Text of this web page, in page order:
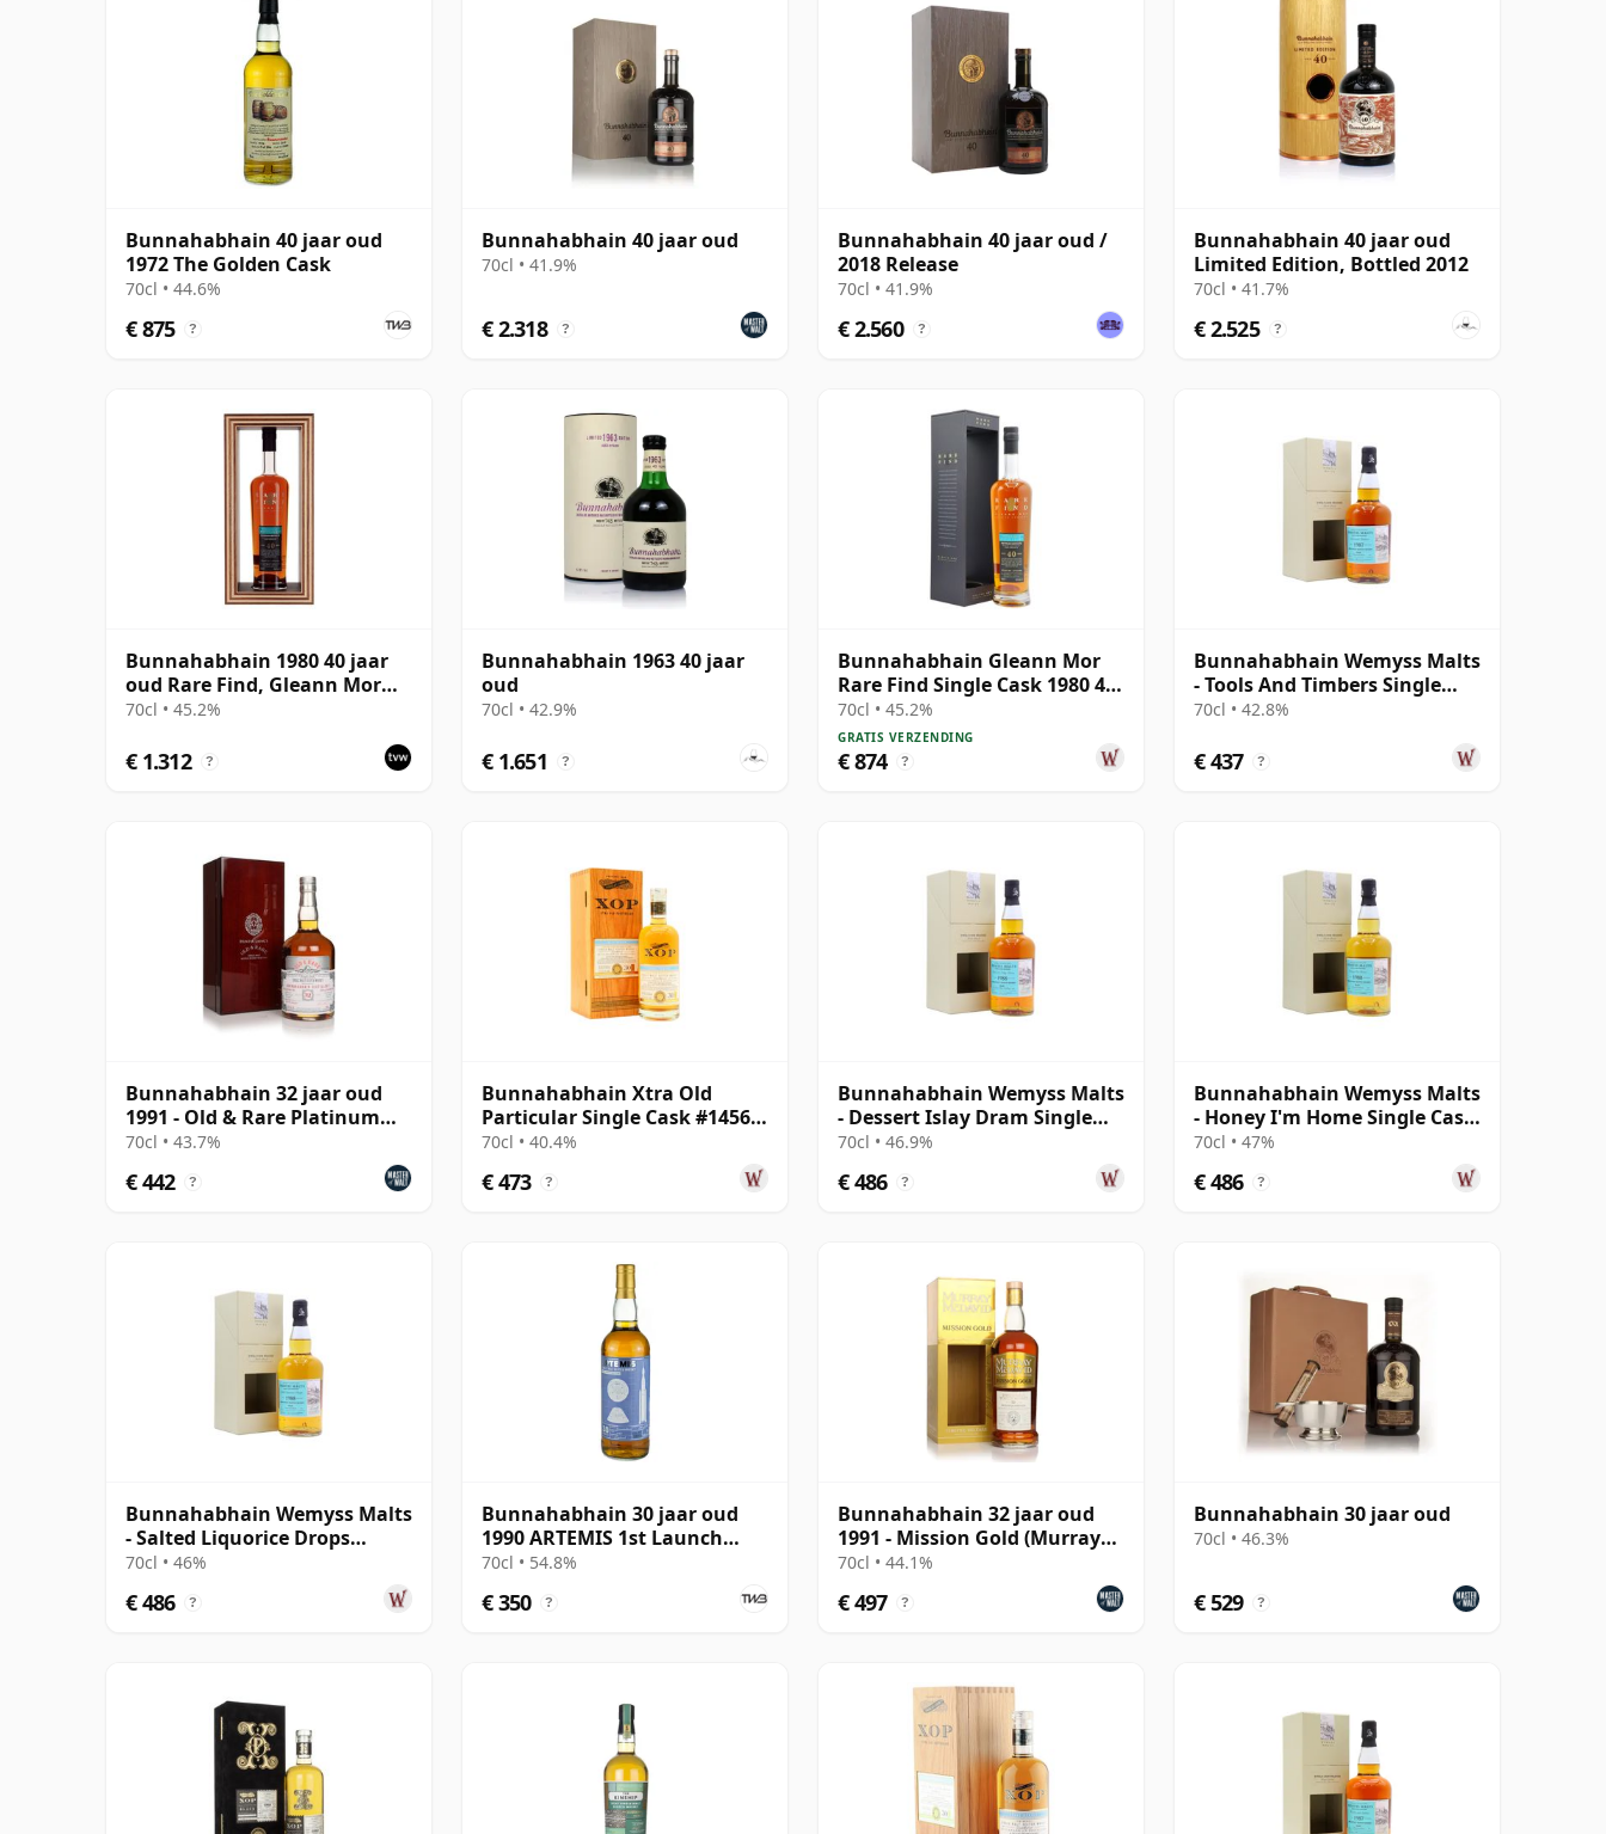
Bunnahabhain 40 jaar oud
1972 The Golden Cask
70cl • 44.6%
€ 875 ?
Bunnahabhain 40 jaar oud
70cl • 41.9%
€ 2.318 ?
Bunnahabhain 40 jaar oud /
2018 Release
70cl • 41.9%
€ 2.560 ?
Bunnahabhain 40 jaar oud
Limited Edition, Bottled 2012
70cl • 41.7%
€ 2.525 ?
Bunnahabhain 1980 40 jaar
oud Rare Find, Gleann Mor
2020 Bottling - Single Cask
70cl • 45.2%
€ 1.312 ?
Bunnahabhain 1963 40 jaar
oud
70cl • 42.9%
€ 1.651 ?
Bunnahabhain Gleann Mor
Rare Find Single Cask 1980 40
jaar oud
70cl • 45.2%
GRATIS VERZENDING
€ 874 ?
Bunnahabhain Wemyss Malts
- Tools And Timbers Single
Cask 1987 31 jaar oud
70cl • 42.8%
€ 437 ?
Bunnahabhain 32 jaar oud
1991 - Old & Rare Platinum
(Hunter Laing)
70cl • 43.7%
€ 442 ?
Bunnahabhain Xtra Old
Particular Single Cask #14565
1990 30 jaar oud
70cl • 40.4%
€ 473 ?
Bunnahabhain Wemyss Malts
- Dessert Islay Dram Single
Cask 1988 30 jaar oud
70cl • 46.9%
€ 486 ?
Bunnahabhain Wemyss Malts
- Honey I'm Home Single Cask
1988 30 jaar oud
70cl • 47%
€ 486 ?
Bunnahabhain Wemyss Malts
- Salted Liquorice Drops
Single Cask 1988 30 jaar oud
70cl • 46%
€ 486 ?
Bunnahabhain 30 jaar oud
1990 ARTEMIS 1st Launch
Edition
70cl • 54.8%
€ 350 ?
Bunnahabhain 32 jaar oud
1991 - Mission Gold (Murray
McDavid)
70cl • 44.1%
€ 497 ?
Bunnahabhain 30 jaar oud
70cl • 46.3%
€ 529 ?